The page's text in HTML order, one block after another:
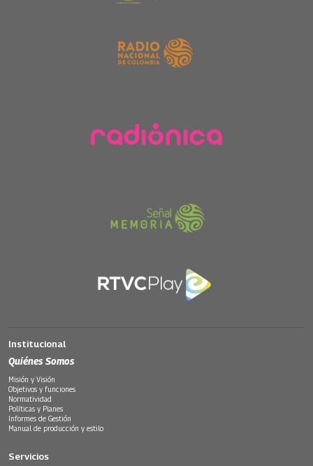
Institucional
Quiénes Somos
Misión y Visión
Objetivos y funciones
Normatividad
Políticas y Planes
Informes de Gestión
Manual de producción y estilo
Servicios